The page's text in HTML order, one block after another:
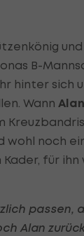
B-
hinter sich
Wann Alan
wohl noch
für
passen,
Alan